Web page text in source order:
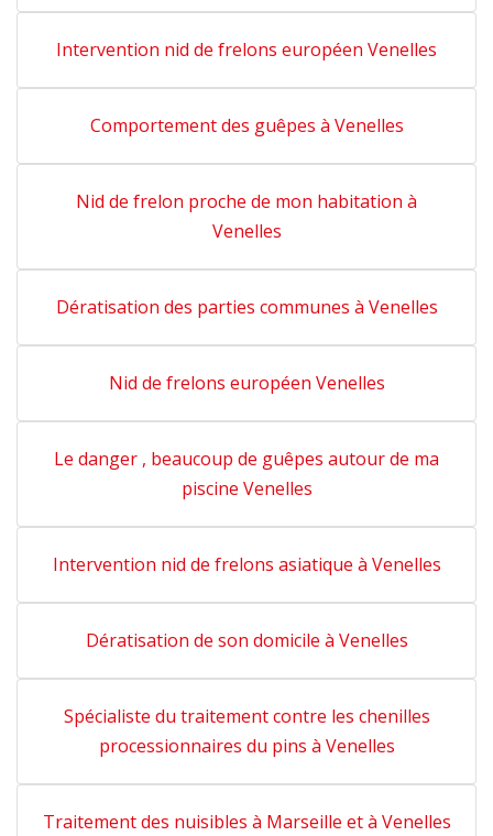
Intervention nid de frelons européen Venelles
Comportement des guêpes à Venelles
Nid de frelon proche de mon habitation à
Venelles
Dératisation des parties communes à Venelles
Nid de frelons européen Venelles
Le danger , beaucoup de guêpes autour de ma
piscine Venelles
Intervention nid de frelons asiatique à Venelles
Dératisation de son domicile à Venelles
Spécialiste du traitement contre les chenilles
processionnaires du pins à Venelles
Traitement des nuisibles à Marseille et à Venelles